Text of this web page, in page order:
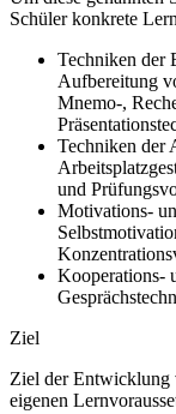
Schüler konkrete
Techniken der
Aufbereitung
Mnemo-,
Techniken der
und
Motivations-
Kooperations-
Ziel
Ziel der Entwicklung
eigenen